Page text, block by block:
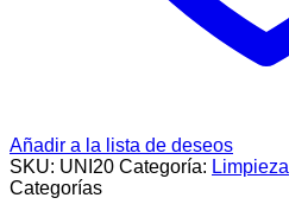
Añadir a la lista de deseos
SKU: UNI20 Categoría: Limpieza
Categorías